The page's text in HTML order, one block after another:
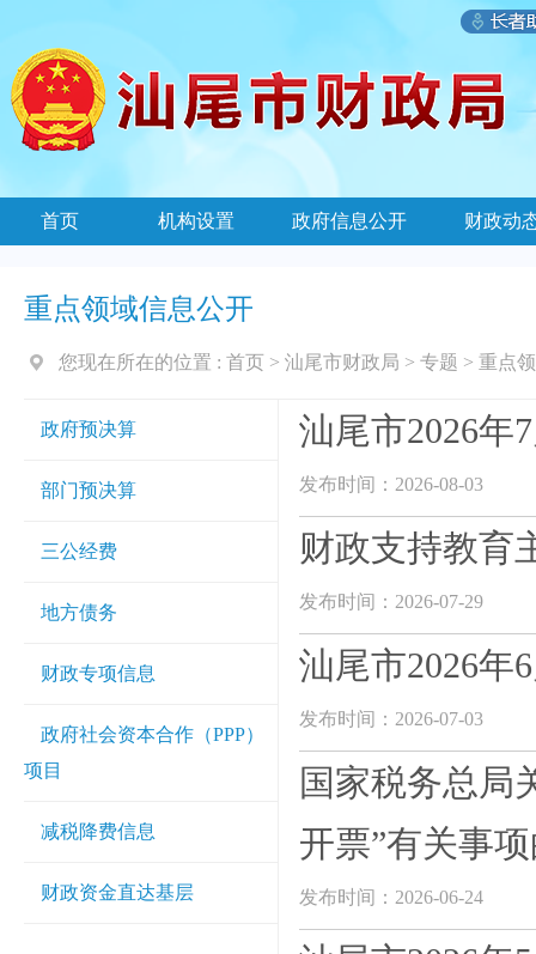
首页 机构设置 政府信息公开 财政动
重点领域信息公开
您现在所在的位置 : 首页 > 汕尾市财政局 > 专题 > 重点
政府预决算
部门预决算
三公经费
地方债务
财政专项信息
政府社会资本合作（PPP）
项目
减税降费信息
财政资金直达基层
汕尾市2026年
发布时间：2026-08-03
财政支持教育
发布时间：2026-07-29
汕尾市2026年
发布时间：2026-07-03
国家税务总局
开票”有关事
发布时间：2026-06-24